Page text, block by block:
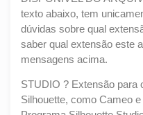
texto abaixo, tem
dúvidas sobre qual
saber qual extensão este
mensagens acima.
STUDIO ? Extensão para
Silhouette, como Cameo